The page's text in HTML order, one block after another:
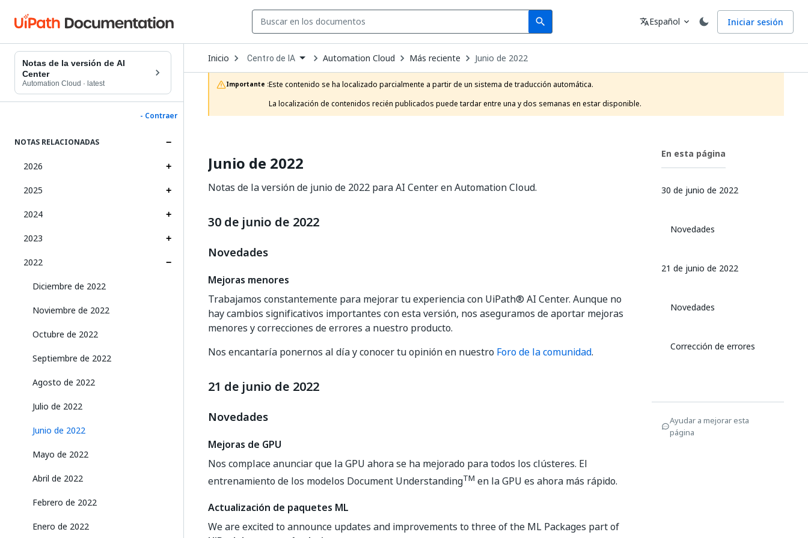
search
Search Idioma
translateEspañol expand_more Iniciar sesión
Notas de la versión de AI
Center
Automation Cloud · latest
- Contraer
NOTAS RELACIONADAS
2026
2025
2024
2023
2022
Diciembre de 2022
Noviembre de 2022
Octubre de 2022
Septiembre de 2022
Agosto de 2022
Julio de 2022
Junio de 2022
Mayo de 2022
Abril de 2022
Febrero de 2022
Enero de 2022
Inicio Open
Dropdown
to
choose
product
Centro de IA Automation Cloud Más reciente Junio de 2022
Importante :Este contenido se ha localizado parcialmente a partir de un sistema de traducción automática.
La localización de contenidos recién publicados puede tardar entre una y dos semanas en estar disponible.
Junio de 2022
Notas de la versión de junio de 2022 para AI Center en Automation Cloud.
30 de junio de 2022
Novedades
Mejoras menores
Trabajamos constantemente para mejorar tu experiencia con UiPath® AI Center. Aunque no
hay cambios significativos importantes con esta versión, nos aseguramos de aportar mejoras
menores y correcciones de errores a nuestro producto.
Nos encantaría ponernos al día y conocer tu opinión en nuestro Foro de la comunidad.
21 de junio de 2022
Novedades
Mejoras de GPU
Nos complace anunciar que la GPU ahora se ha mejorado para todos los clústeres. El
entrenamiento de los modelos Document UnderstandingTM en la GPU es ahora más rápido.
Actualización de paquetes ML
We are excited to announce updates and improvements to three of the ML Packages part of
En esta página
30 de junio de 2022
Novedades
21 de junio de 2022
Novedades
Corrección de errores
Ayudar a mejorar esta
página